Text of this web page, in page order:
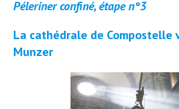
Péleriner confiné, étape n°3
La cathédrale de Compostelle
Munzer